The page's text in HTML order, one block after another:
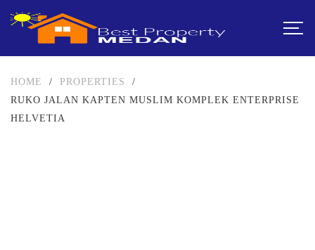
HOME / PROPERTIES
/
RUKO JALAN KAPTEN MUSLIM KOMPLEK ENTERPRISE
HELVETIA